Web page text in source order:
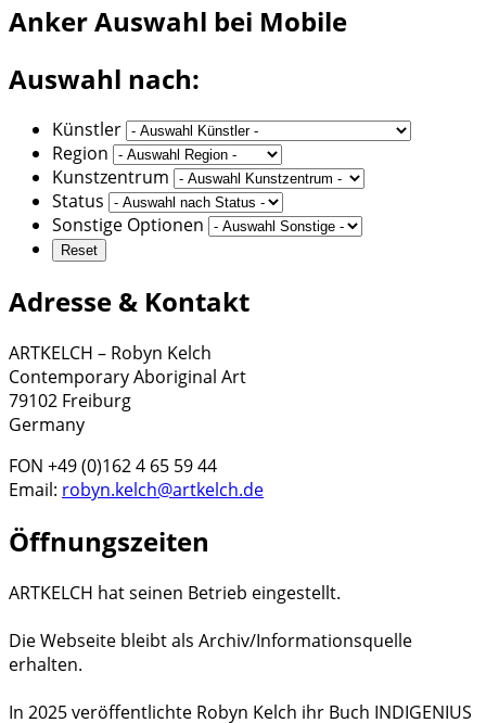
AnkerAuswahl bei Mobile
Auswahl nach:
Künstler
Region
Kunstzentrum
Status
Sonstige Optionen
Adresse & Kontakt
ARTKELCH – Robyn Kelch
Contemporary Aboriginal Art
79102 Freiburg
Germany
FON +49 (0)162 4 65 59 44
Email: robyn.kelch@artkelch.de
Öffnungszeiten
ARTKELCH hat seinen Betrieb eingestellt.
Die Webseite bleibt als Archiv/Informationsquelle
erhalten.
In 2025 veröffentlichte Robyn Kelch ihr Buch INDIGENIUS